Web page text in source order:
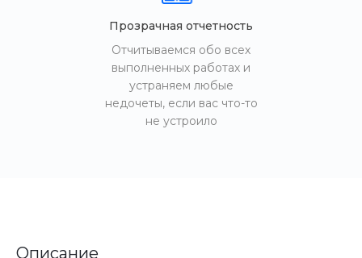
Прозрачная отчетность
Отчитываемся обо всех
выполненных работах и
устраняем любые
недочеты, если вас что-то
не устроило
Описание